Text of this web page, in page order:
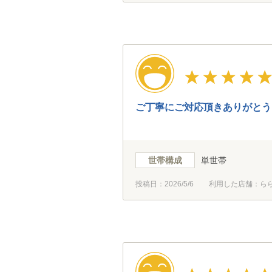
ご丁寧にご対応頂きありがと
世帯構成 単世帯
投稿日： 2026/5/6 利用した店舗：ら